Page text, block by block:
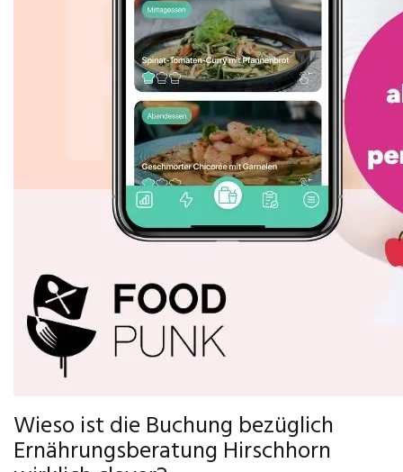
Wieso ist die Buchung bezüglich
Ernährungsberatung Hirschhorn